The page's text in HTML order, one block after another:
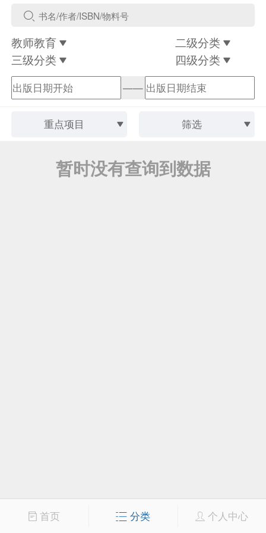
教师教育
二级分类
三级分类
四级分类
——
重点项目 筛选
暂时没有查询到数据
首页 分类 个人中心